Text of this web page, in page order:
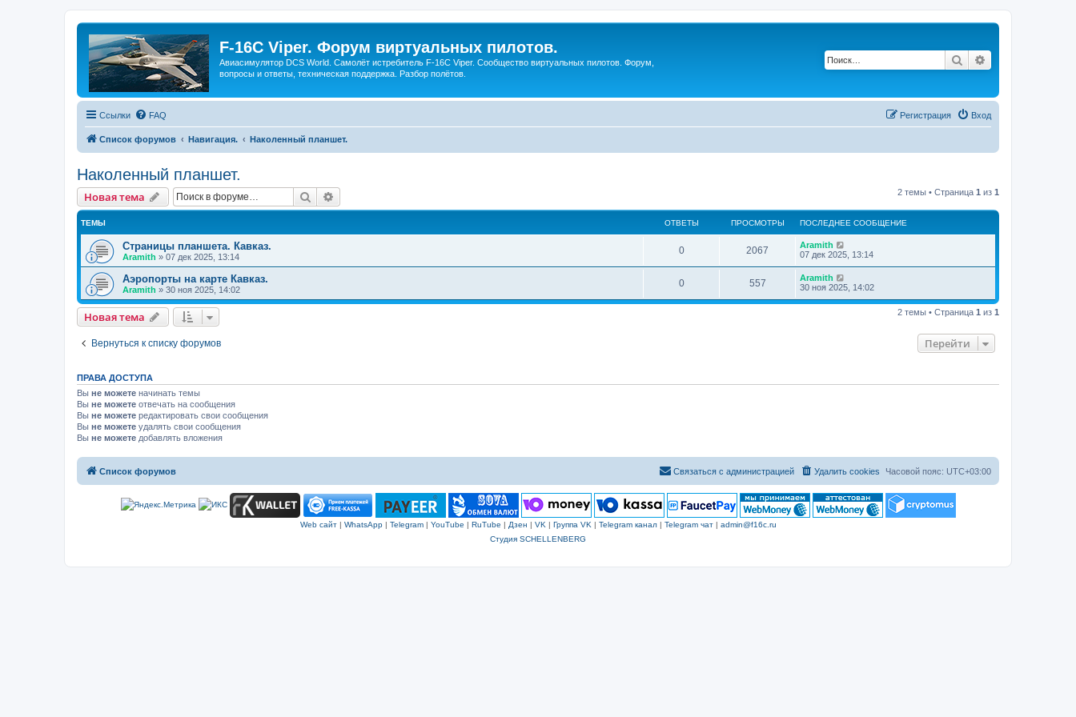
F-16C Viper. Форум виртуальных пилотов.
Авиасимулятор DCS World. Самолёт истребитель F-16C Viper. Сообщество виртуальных пилотов. Форум,
вопросы и ответы, техническая поддержка. Разбор полётов.
Поиск
Ссылки FAQ Вход
Регистрация
Список форумов Навигация. Наколенный планшет.
Наколенный планшет.
Новая тема Поиск 2 темы • Страница 1 из 1
ТЕМЫ ОТВЕТЫ ПРОСМОТРЫ ПОСЛЕДНЕЕ СООБЩЕНИЕ
Страницы планшета. Кавказ.
Aramith » 07 дек 2025, 13:14
0 2067
Aramith
07 дек 2025, 13:14
Аэропорты на карте Кавказ.
Aramith » 30 ноя 2025, 14:02
0 557
Aramith
30 ноя 2025, 14:02
Новая тема 2 темы • Страница 1 из 1
Вернуться к списку форумов Перейти
ПРАВА ДОСТУПА
Вы не можете начинать темы
Вы не можете отвечать на сообщения
Вы не можете редактировать свои сообщения
Вы не можете удалять свои сообщения
Вы не можете добавлять вложения
Список форумов Часовой пояс: UTC+03:00
Удалить cookies
Связаться с администрацией
Web сайт| WhatsApp| Telegram| YouTube | RuTube | Дзен | VK | Группа VK | Telegram канал| Telegram чат| admin@f16c.ru
Студия SCHELLENBERG